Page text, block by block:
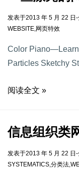
发表于2013 年 5 月 22 日 -
WEBSITE,网页特效
Color Piano—Learn
Particles Sketchy
阅读全文 »
信息组织类
发表于2013 年 5 月 22 日 -
SYSTEMATICS,分类法,